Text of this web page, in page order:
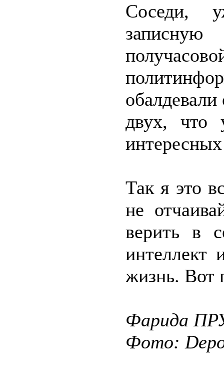
Соседи,
записную
двух, что
Так я это
не
верить в
жизнь. Вот
Фарида
Фото: